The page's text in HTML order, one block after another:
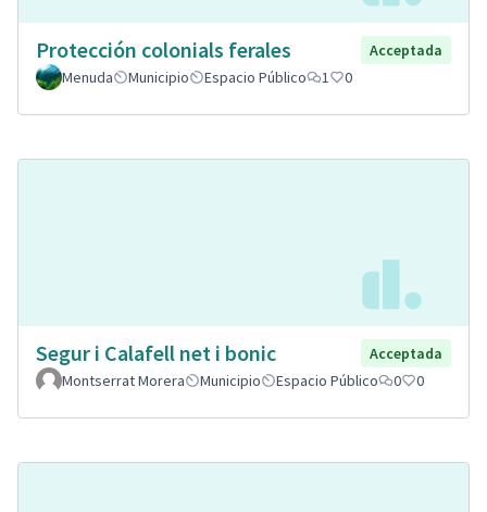
Protección colonials ferales
Acceptada
Menuda
Municipio Espacio Público 1 0
Segur i Calafell net i bonic
Acceptada
Montserrat Morera
Municipio Espacio Público 0 0